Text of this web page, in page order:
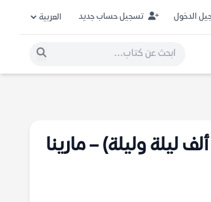
الدخول تسجيل حساب جديد
ليلة وليلة) – مارينا